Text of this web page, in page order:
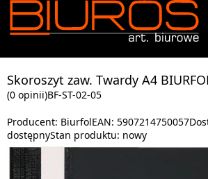
Skoroszyt zaw. Twardy A4
(0 opinii)BF-ST-02-05
Producent: BiurfolEAN: 5907214750057
dostępnyStan produktu: nowy